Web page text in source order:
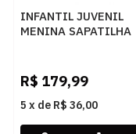
INFANTIL JUVENIL
MENINA SAPATILHA
1DOURADO
R$ 179,99
5 x de R$ 36,00